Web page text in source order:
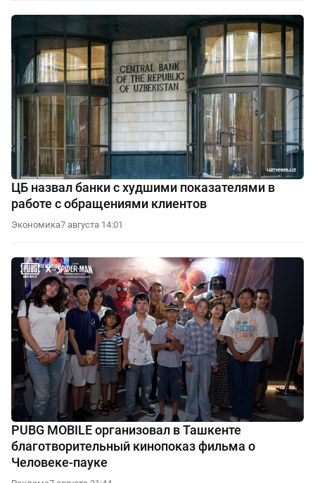
ЦБ назвал банки с худшими показателями в
работе с обращениями клиентов
Экономика7 августа 14:01
PUBG MOBILE организовал в Ташкенте
благотворительный кинопоказ фильма о
Человеке-пауке